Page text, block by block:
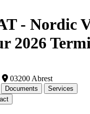
- Nordic
2026
03200 Abrest
Documents
Services